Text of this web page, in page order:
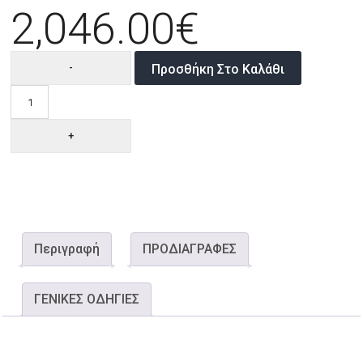
2,046.00€
ποσότητα
Προσθήκη Στο Καλάθι
Περιγραφή ΠΡΟΔΙΑΓΡΑΦΕΣ
ΓΕΝΙΚΕΣ ΟΔΗΓΙΕΣ